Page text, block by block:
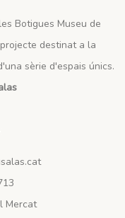
Botigues Museu de
destinat a la
sèrie d'espais únics.
Mercat